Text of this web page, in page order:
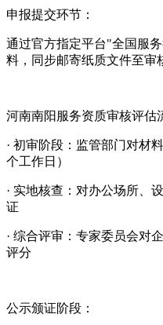
申报提交环节：
通过官方指定平台"全国服
料，同步邮寄纸质文件至审
河南南阳服务资质审核评估
· 初审阶段：监管部门对材
个工作日）
· 实地核查：对办公场所、
证
· 综合评审：专家委员会对
评分
公示颁证阶段：